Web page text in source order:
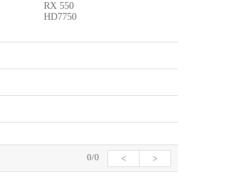
RX 550
HD7750
0/0 < >